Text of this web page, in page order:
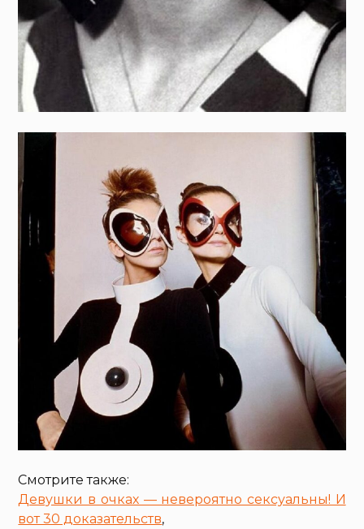
Смотрите также:
Девушки в очках — невероятно сексуальны! И
вот 30 доказательств,